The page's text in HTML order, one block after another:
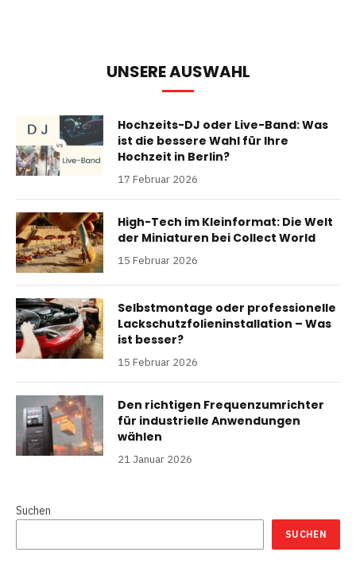
UNSERE AUSWAHL
Hochzeits-DJ oder Live-Band: Was
ist die bessere Wahl für Ihre
Hochzeit in Berlin?
17 Februar 2026
High-Tech im Kleinformat: Die Welt
der Miniaturen bei Collect World
15 Februar 2026
Selbstmontage oder professionelle
Lackschutzfolieninstallation – Was
ist besser?
15 Februar 2026
Den richtigen Frequenzumrichter
für industrielle Anwendungen
wählen
21 Januar 2026
Suchen
SUCHEN